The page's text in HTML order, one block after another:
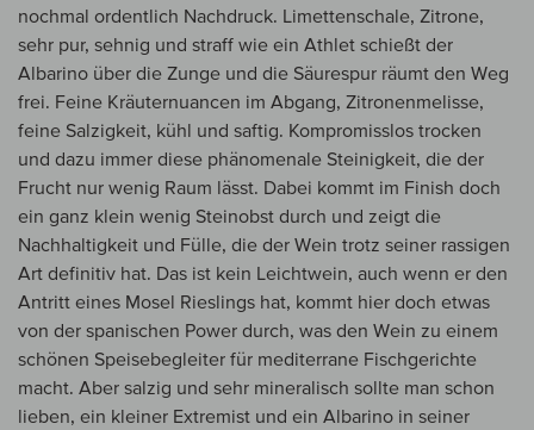
nochmal ordentlich Nachdruck. Limettenschale, Zitrone,
sehr pur, sehnig und straff wie ein Athlet schießt der
Albarino über die Zunge und die Säurespur räumt den Weg
frei. Feine Kräuternuancen im Abgang, Zitronenmelisse,
feine Salzigkeit, kühl und saftig. Kompromisslos trocken
und dazu immer diese phänomenale Steinigkeit, die der
Frucht nur wenig Raum lässt. Dabei kommt im Finish doch
ein ganz klein wenig Steinobst durch und zeigt die
Nachhaltigkeit und Fülle, die der Wein trotz seiner rassigen
Art definitiv hat. Das ist kein Leichtwein, auch wenn er den
Antritt eines Mosel Rieslings hat, kommt hier doch etwas
von der spanischen Power durch, was den Wein zu einem
schönen Speisebegleiter für mediterrane Fischgerichte
macht. Aber salzig und sehr mineralisch sollte man schon
lieben, ein kleiner Extremist und ein Albarino in seiner